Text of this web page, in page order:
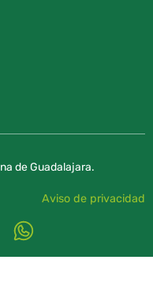
de Guadalajara.
Aviso de privacidad